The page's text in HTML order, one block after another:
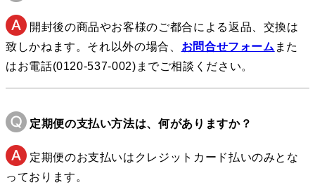
開封後の商品やお客様のご都合による返品、交換は
致しかねます。それ以外の場合、 お問合せフォーム また
はお電話(0120-537-002)までご相談ください。
定期便の支払い方法は、何がありますか？
定期便のお支払いはクレジットカード払いのみとな
っております。